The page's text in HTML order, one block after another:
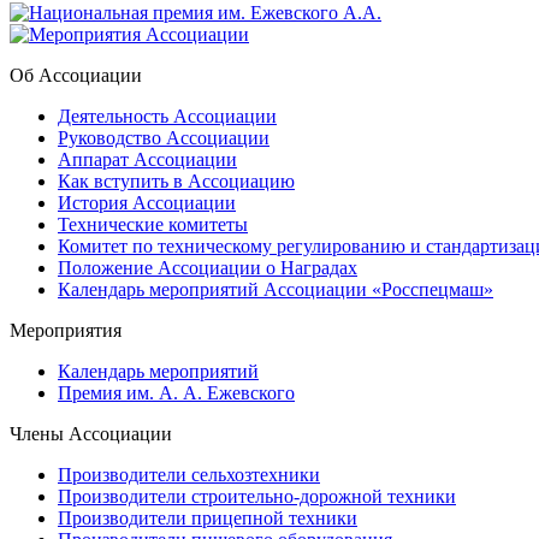
Об Ассоциации
Деятельность Ассоциации
Руководство Ассоциации
Аппарат Ассоциации
Как вступить в Ассоциацию
История Ассоциации
Технические комитеты
Комитет по техническому регулированию и
Положение Ассоциации о Наградах
Календарь мероприятий Ассоциации «Росспецмаш»
Мероприятия
Календарь мероприятий
Премия им. А. А. Ежевского
Члены Ассоциации
Производители сельхозтехники
Производители строительно-дорожной техники
Производители прицепной техники